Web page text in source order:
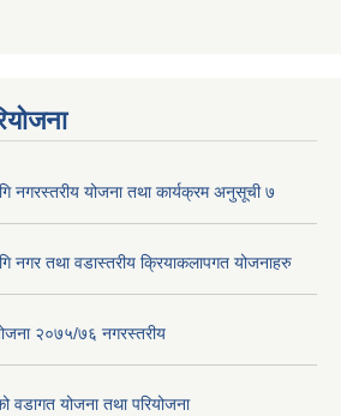
नगरस्तरीय योजना तथा कार्यक्रम अनुसूची ७
नगर तथा वडास्तरीय क्रियाकलापगत योजनाहरु
२०७५/७६ नगरस्तरीय
वडागत योजना तथा परियोजना